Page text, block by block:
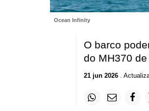
Ocean Infinity
O barco
do MH370
21 jun 2026.